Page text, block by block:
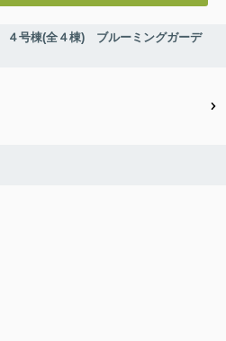
４号棟(全４棟) ブルーミングガーデ